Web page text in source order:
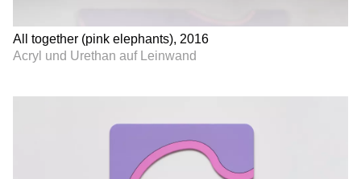
All together (pink elephants), 2016
Acryl und Urethan auf Leinwand